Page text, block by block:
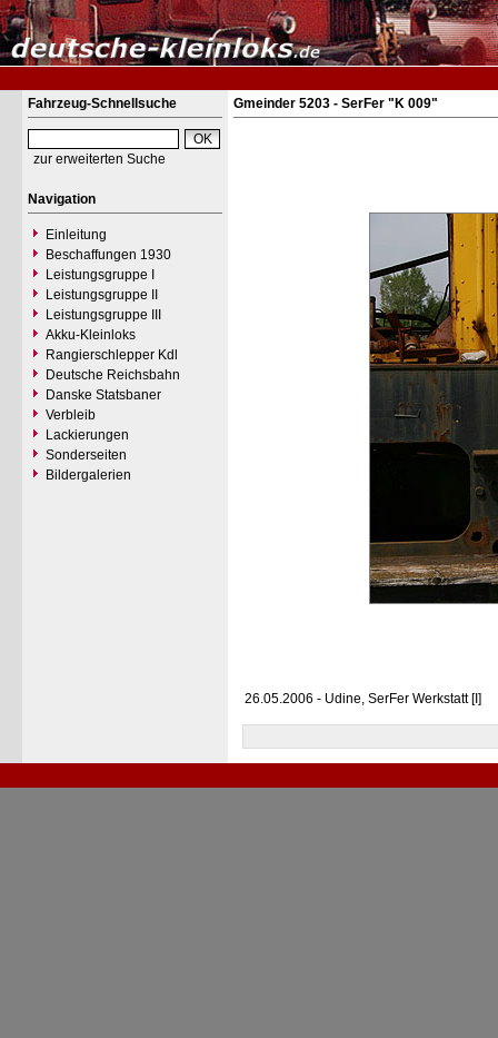
Fahrzeug-Schnellsuche
zur erweiterten Suche
Navigation
Einleitung
Beschaffungen 1930
Leistungsgruppe I
Leistungsgruppe II
Leistungsgruppe III
Akku-Kleinloks
Rangierschlepper Kdl
Deutsche Reichsbahn
Danske Statsbaner
Verbleib
Lackierungen
Sonderseiten
Bildergalerien
Gmeinder 5203 - SerFer "K 009"
26.05.2006 - Udine, SerFer Werkstatt [I]